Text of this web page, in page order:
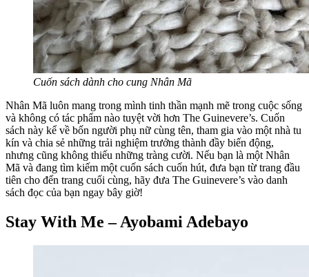
Cuốn sách dành cho cung Nhân Mã
Nhân Mã luôn mang trong mình tinh thần mạnh mẽ trong cuộc sống
và không có tác phẩm nào tuyệt vời hơn The Guinevere’s. Cuốn
sách này kể về bốn người phụ nữ cùng tên, tham gia vào một nhà tu
kín và chia sẻ những trải nghiệm trưởng thành đầy biến động,
nhưng cũng không thiếu những tràng cười. Nếu bạn là một Nhân
Mã và đang tìm kiếm một cuốn sách cuốn hút, đưa bạn từ trang đầu
tiên cho đến trang cuối cùng, hãy đưa The Guinevere’s vào danh
sách đọc của bạn ngay bây giờ!
Stay With Me – Ayobami Adebayo